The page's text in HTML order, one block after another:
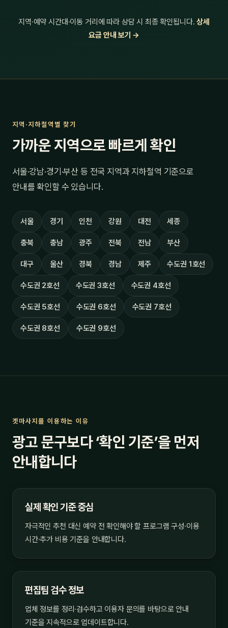
지역·예약 시간대·이동 거리에 따라 상담 시 최종 확인됩니다.상세
요금 안내 보기 →
지역·지하철역별 찾기
가까운 지역으로 빠르게 확인
서울·강남·경기·부산 등 전국 지역과 지하철역 기준으로
안내를 확인할 수 있습니다.
서울 경기 인천 강원 대전 세종
충북 충남 광주 전북 전남 부산
대구 울산 경북 경남 제주 수도권 1호선
수도권 2호선 수도권 3호선 수도권 4호선
수도권 5호선 수도권 6호선 수도권 7호선
수도권 8호선 수도권 9호선
겟마사지를 이용하는 이유
광고 문구보다 ‘확인 기준’을 먼저
안내합니다
실제 확인 기준 중심
자극적인 추천 대신 예약 전 확인해야 할 프로그램 구성·이용
시간·추가 비용 기준을 안내합니다.
편집팀 검수 정보
업체 정보를 정리·검수하고 이용자 문의를 바탕으로 안내
기준을 지속적으로 업데이트합니다.